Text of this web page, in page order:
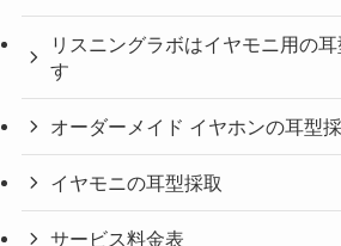
リスニングラボはイヤモニ用の
す
オーダーメイド イヤホンの耳型
イヤモニの耳型採取
サービス料金表